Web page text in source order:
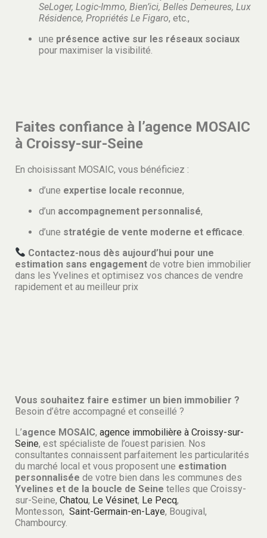
SeLoger, Logic-Immo, Bien’ici, Belles Demeures, Lux
Résidence, Propriétés Le Figaro, etc.,
une présence active sur les réseaux sociaux
pour maximiser la visibilité.
Faites confiance à l’agence MOSAIC
à Croissy-sur-Seine
En choisissant MOSAIC, vous bénéficiez :
d’une expertise locale reconnue,
d’un accompagnement personnalisé,
d’une stratégie de vente moderne et efficace
Contactez-nous dès aujourd’hui pour une
estimation sans engagement de votre bien immobilier
dans les Yvelines et optimisez vos chances de vendre
rapidement et au meilleur prix
Vous souhaitez faire estimer un bien immobilier ?
Besoin d’être accompagné et conseillé ?
L’agence MOSAIC, agence immobilière à Croissy-sur-
Seine, est spécialiste de l’ouest parisien. Nos
consultantes connaissent parfaitement les particularités
du marché local et vous proposent une estimation
personnalisée de votre bien dans les communes des
Yvelines et de la boucle de Seine telles que Croissy-
sur-Seine, Chatou, Le Vésinet, Le Pecq,
Montesson, Saint-Germain-en-Laye, Bougival,
Chambourcy.